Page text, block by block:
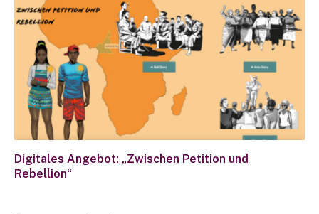
Digitales Angebot: „Zwischen Petition und
Rebellion“